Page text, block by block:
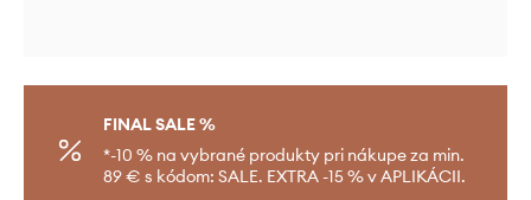
FINAL SALE %
*-10 % na vybrané produkty pri nákupe za min.
89 € s kódom: SALE. EXTRA -15 % v APLIKÁCII.